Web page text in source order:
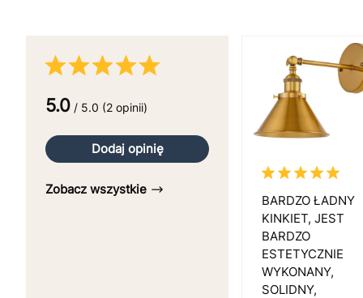
5.0 / 5.0 (2 opinii)
Dodaj opinię
Zobacz wszystkie
BARDZO ŁADNY
KINKIET, JEST
BARDZO
ESTETYCZNIE
WYKONANY,
SOLIDNY,